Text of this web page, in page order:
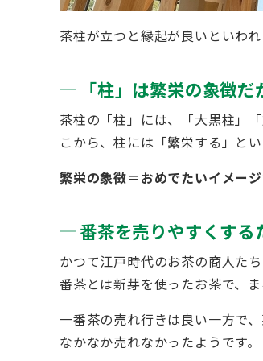
茶柱が立つと縁起が良いといわ
「柱」は繁栄の象徴だ
茶柱の「柱」には、「大黒柱」
こから、柱には「繁栄する」とい
繁栄の象徴＝おめでたいイメー
番茶を売りやすくする
かつて江戸時代のお茶の商人た
番茶とは新芽を使ったお茶で、
一番茶の売れ行きは良い一方で
なかなか売れなかったようです。